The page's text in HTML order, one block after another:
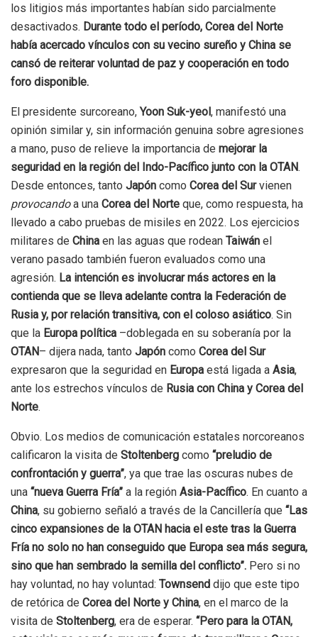
los litigios más importantes habían sido parcialmente
desactivados. Durante todo el período, Corea del Norte
había acercado vínculos con su vecino sureño y China se
cansó de reiterar voluntad de paz y cooperación en todo
foro disponible.
El presidente surcoreano,Yoon Suk-yeol, manifestó una
opinión similar y, sin información genuina sobre agresiones
a mano, puso de relieve la importancia de mejorar la
seguridad en la región del Indo-Pacífico junto con la OTAN.
Desde entonces, tanto Japón como Corea del Survienen
provocandoa una Corea del Norte que, como respuesta, ha
llevado a cabo pruebas de misiles en 2022. Los ejercicios
militares de China en las aguas que rodean Taiwán el
verano pasado también fueron evaluados como una
agresión. La intención es involucrar más actores en la
contienda que se lleva adelante contra la Federación de
Rusia y, por relación transitiva, con el coloso asiático. Sin
que la Europa política –doblegada en su soberanía por la
OTAN– dijera nada, tanto Japón como Corea del Sur
expresaron que la seguridad en Europa está ligada a Asia,
ante los estrechos vínculos de Rusia con China y Corea del
Norte.
Obvio. Los medios de comunicación estatales norcoreanos
calificaron la visita de Stoltenberg como “preludio de
confrontación y guerra”, ya que trae las oscuras nubes de
una “nueva Guerra Fría” a la región Asia-Pacífico. En cuanto a
China, su gobierno señaló a través de la Cancillería que “Las
cinco expansiones de la OTAN hacia el este tras la Guerra
Fría no solo no han conseguido que Europa sea más segura,
sino que han sembrado la semilla del conflicto”. Pero si no
hay voluntad, no hay voluntad: Townsend dijo que este tipo
de retórica de Corea del Norte y China, en el marco de la
visita de Stoltenberg, era de esperar. “Pero para la OTAN,